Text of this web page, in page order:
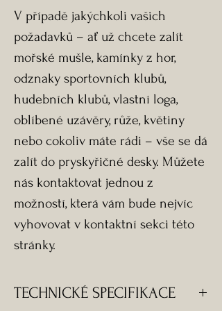
V případě jakýchkoli vašich
požadavků – ať už chcete zalít
mořské mušle, kamínky z hor,
odznaky sportovních klubů,
hudebních klubů, vlastní loga,
oblíbené uzávěry, růže, květiny
nebo cokoliv máte rádi – vše se dá
zalít do pryskyřičné desky. Můžete
nás kontaktovat jednou z
možností, která vám bude nejvíc
vyhovovat v kontaktní sekci této
stránky.
TECHNICKÉ SPECIFIKACE